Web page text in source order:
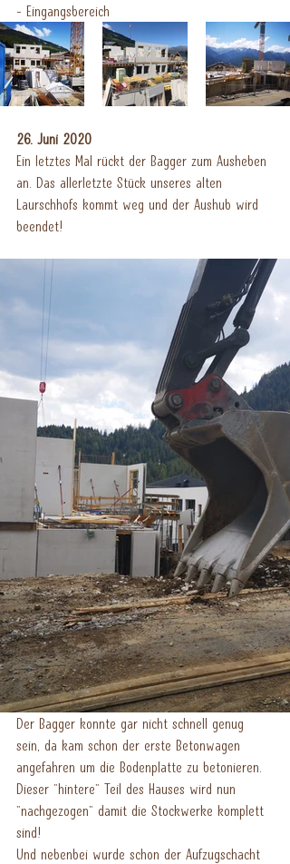
- Eingangsbereich
26. Juni 2020
Ein letztes Mal rückt der Bagger zum Ausheben
an. Das allerletzte Stück unseres alten
Laurschhofs kommt weg und der Aushub wird
beendet!
Der Bagger konnte gar nicht schnell genug
sein, da kam schon der erste Betonwagen
angefahren um die Bodenplatte zu betonieren.
Dieser "hintere" Teil des Hauses wird nun
"nachgezogen" damit die Stockwerke komplett
sind!
Und nebenbei wurde schon der Aufzugschacht